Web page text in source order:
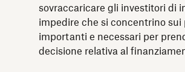
sovraccaricare gli investitori di
impedire che si concentrino sui
importanti e necessari per
decisione relativa al